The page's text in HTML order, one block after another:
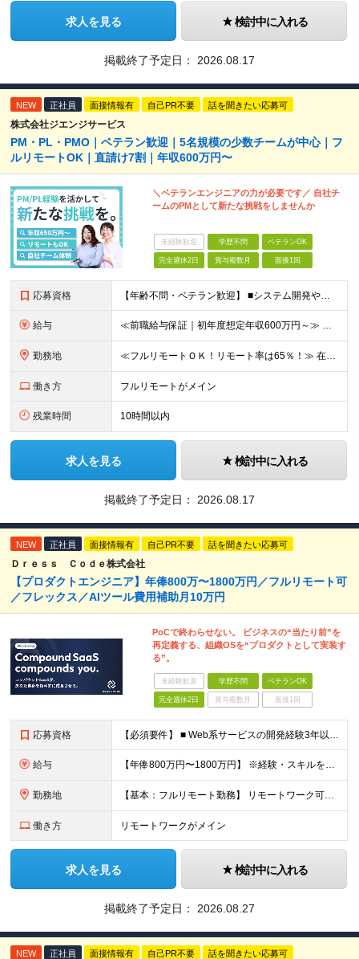
求人を見る 検討中に入れる
掲載終了予定日： 2026.08.17
NEW 正社員 面接情報有 自己PR不要 話を聞きたい応募可
株式会社ジエンジサービス
PM・PL・PMO｜ベテラン歓迎｜5名規模の少数チームが中心｜フ
ルリモートOK｜直請け7割｜年収600万円〜
＼ベテランエンジニアの力が必要です／ 自社チ
ームのPMとして新たな挑戦をしませんか
未経験歓迎 学歴不問 ベテランOK
完全週休2日 賞与複数月 面接1回
応募資格 【年齢不問・ベテラン歓迎】 ■システム開発やインフラの実務経験をお持ちの方（言語・工程・年数不問） ■学歴不問 ≪こんな方はぜひご応募ください≫ □SE経験を積んだがリーダー・PLのポジションがない
給与 ≪前職給与保証｜初年度想定年収600万円～≫ 月給45万円以上＋決算賞与＋交通費 ※スキル・経験を考慮の上、優遇します ※上記月給には固定残業代月20時間分(5万1000円以上)を含みます。超過し
勤務地 ≪フルリモートＯＫ！リモート率は65％！≫ 在宅勤務または東京・神奈川・埼玉・千葉のお客様先での勤務 ■本社 東京都港区芝2-22-15 STKビル 1F (変更の範囲)上記を除く当社関連勤務地
働き方 フルリモートがメイン
残業時間 10時間以内
求人を見る 検討中に入れる
掲載終了予定日： 2026.08.17
NEW 正社員 面接情報有 自己PR不要 話を聞きたい応募可
Ｄｒｅｓｓ Ｃｏｄｅ株式会社
【プロダクトエンジニア】年俸800万〜1800万円／フルリモート可
／フレックス／AIツール費用補助月10万円
PoCで終わらせない。 ビジネスの“当たり前”を
再定義する、組織OSを“プロダクトとして実装す
る”。
未経験歓迎 学歴不問 ベテランOK
完全週休2日 賞与複数月 面接1回
応募資格 【必須要件】 ■ Web系サービスの開発経験3年以上 ■ 学歴不問 ※本社オフィスに出社できる方を想定しています ※第一言語が日本語でない方は日本語能力試験N1取得レベルに限ります 【このような方
給与 【年俸800万円〜1800万円】 ※経験・スキルを考慮のうえ決定します ※年俸を12分割して月額支給（賞与なし） ※月額：66.7万円〜150万円（基本給：493,256円＋固定残業代：173,411
勤務地 【基本：フルリモート勤務】 リモートワーク可能です。 ただし、必要に応じてオフィスまたはメンバー間での集合を行うため、 本社オフィスに出社できる方を想定しています。 【本社】 東京都中央区築地2-1
働き方 リモートワークがメイン
求人を見る 検討中に入れる
掲載終了予定日： 2026.08.27
NEW 正社員 面接情報有 自己PR不要 話を聞きたい応募可